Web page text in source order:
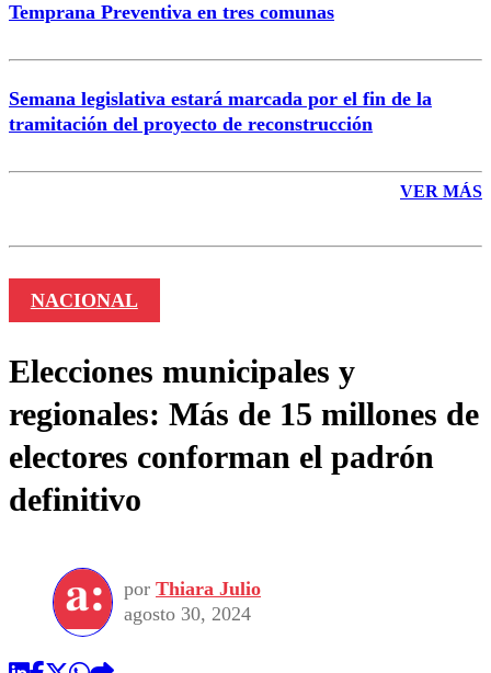
Temprana Preventiva en tres comunas
Semana legislativa estará marcada por el fin de la
tramitación del proyecto de reconstrucción
VER MÁS
NACIONAL
Elecciones municipales y
regionales: Más de 15 millones de
electores conforman el padrón
definitivo
por Thiara Julio
agosto 30, 2024